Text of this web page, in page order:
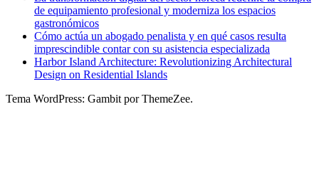
de equipamiento profesional y moderniza los espacios
gastronómicos
Cómo actúa un abogado penalista y en qué casos resulta
imprescindible contar con su asistencia especializada
Harbor Island Architecture: Revolutionizing Architectural
Design on Residential Islands
Tema WordPress: Gambit por ThemeZee.